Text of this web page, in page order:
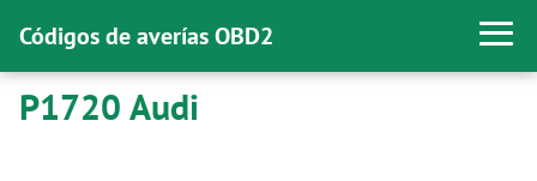
Códigos de averías OBD2
P1720 Audi